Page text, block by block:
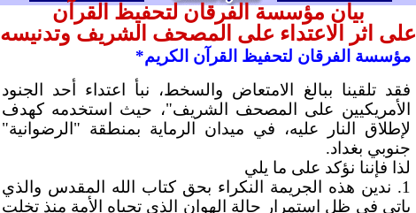
بيان مؤسسة الفرقان لتحفيظ القرآن
على اثر الاعتداء على المصحف الشريف وتدنيسه
مؤسسة الفرقان لتحفيظ القرآن الكريم*
فقد تلقينا ببالغ الامتعاض والسخط، نبأ اعتداء أحد الجنود
الأمريكيين على المصحف الشريف"، حيث استخدمه كهدف
لإطلاق النار عليه، في ميدان الرماية بمنطقة "الرضوانية"
جنوبي بغداد.
لذا فإننا نؤكد على ما يلي
1.
ندين هذه الجريمة النكراء بحق كتاب الله المقدس والذي
ياتي في ظل استمرار حالة الهوان الذي تحياه الأمة منذ تخلت